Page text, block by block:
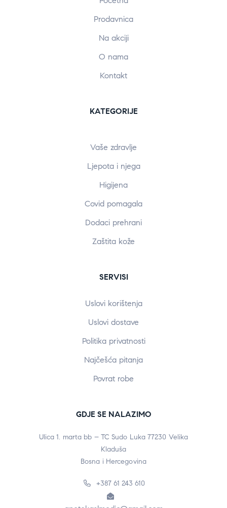
Prodavnica
Na akciji
O nama
Kontakt
KATEGORIJE
Vaše zdravlje
Ljepota i njega
Higijena
Covid pomagala
Dodaci prehrani
Zaštita kože
SERVISI
Uslovi korištenja
Uslovi dostave
Politika privatnosti
Najčešća pitanja
Povrat robe
GDJE SE NALAZIMO
Ulica 1. marta bb – TC Sudo Luka 77230 Velika
Kladuša
Bosna i Hercegovina
+387 61 243 610